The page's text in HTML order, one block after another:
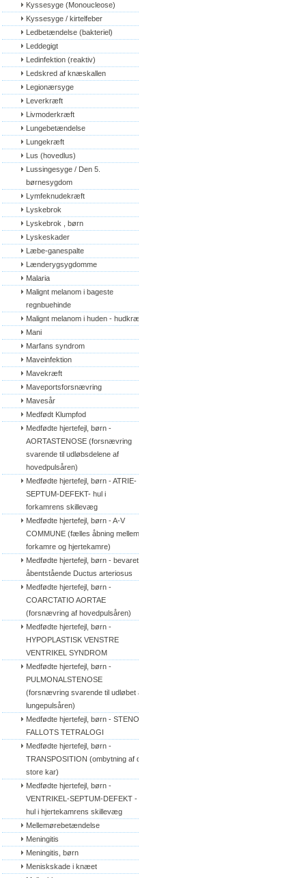
Kyssesyge (Monoucleose)
Kyssesyge / kirtelfeber
Ledbetændelse (bakteriel)
Leddegigt
Ledinfektion (reaktiv)
Ledskred af knæskallen
Legionærsyge
Leverkræft
Livmoderkræft
Lungebetændelse
Lungekræft
Lus (hovedlus)
Lussingesyge / Den 5.
børnesygdom
Lymfeknudekræft
Lyskebrok
Lyskebrok , børn
Lyskeskader
Læbe-ganespalte
Lænderygsygdomme
Malaria
Malignt melanom i bageste
regnbuehinde
Malignt melanom i huden - hudkræft
Mani
Marfans syndrom
Maveinfektion
Mavekræft
Maveportsforsnævring
Mavesår
Medfødt Klumpfod
Medfødte hjertefejl, børn -
AORTASTENOSE (forsnævring
svarende til udløbsdelene af
hovedpulsåren)
Medfødte hjertefejl, børn - ATRIE-
SEPTUM-DEFEKT- hul i
forkamrens skillevæg
Medfødte hjertefejl, børn - A-V
COMMUNE (fælles åbning mellem
forkamre og hjertekamre)
Medfødte hjertefejl, børn - bevaret/
åbentstående Ductus arteriosus
Medfødte hjertefejl, børn -
COARCTATIO AORTAE
(forsnævring af hovedpulsåren)
Medfødte hjertefejl, børn -
HYPOPLASTISK VENSTRE
VENTRIKEL SYNDROM
Medfødte hjertefejl, børn -
PULMONALSTENOSE
(forsnævring svarende til udløbet af
lungepulsåren)
Medfødte hjertefejl, børn - STENO
FALLOTS TETRALOGI
Medfødte hjertefejl, børn -
TRANSPOSITION (ombytning af de
store kar)
Medfødte hjertefejl, børn -
VENTRIKEL-SEPTUM-DEFEKT -
hul i hjertekamrens skillevæg
Mellemørebetændelse
Meningitis
Meningitis, børn
Meniskskade i knæet